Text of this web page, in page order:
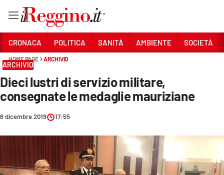
Sezioni
CRONACA
POLITICA
SOCIETÀ
CRONACA POLITICA SANITÀ AMBIENTE SOCIETÀ
HOME PAGE ARCHIVIO
ARCHIVIO
Dieci lustri di servizio militare,
consegnate le medaglie mauriziane
6 dicembre 2019 17:55